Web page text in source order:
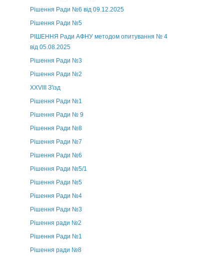
Рішення Ради №6 від 09.12.2025
Рішення Ради №5
РІШЕННЯ Ради АФНУ методом опитування № 4
від 05.08.2025
Рішення Ради №3
Рішення Ради №2
XXVIII З'їзд
Рішення Ради №1
Рішення Ради № 9
Рішення Ради №8
Рішення Ради №7
Рішення Ради №6
Рішення Ради №5/1
Рішення Ради №5
Рішення Ради №4
Рішення Ради №3
Рішення ради №2
Рішення Ради №1
Рішення ради №8